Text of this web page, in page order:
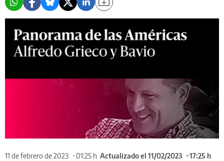
11 de febrero de 2023 01:25 h Actualizado el 11/02/2023
17:25 h